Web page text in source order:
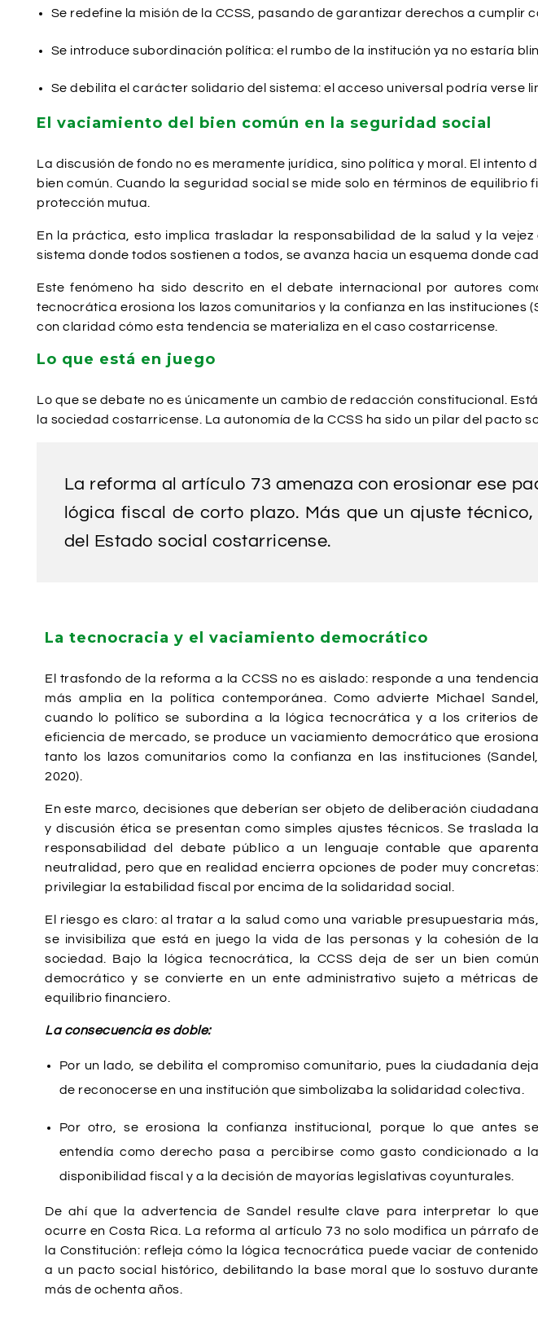
Se redefine la misión de la CCSS, pasando de garantizar derechos a cumplir
Se introduce subordinación política: el rumbo de la institución ya no estaría
Se debilita el carácter solidario del sistema: el acceso universal podría verse
El vaciamiento del bien común en la seguridad social
La discusión de fondo no es meramente jurídica, sino política y moral. El
bien común. Cuando la seguridad social se mide solo en términos de
protección mutua.
En la práctica, esto implica trasladar la responsabilidad de la salud y la
sistema donde todos sostienen a todos, se avanza hacia un esquema donde
Este fenómeno ha sido descrito en el debate internacional por autores
tecnocrática erosiona los lazos comunitarios y la confianza en las instituciones
con claridad cómo esta tendencia se materializa en el caso costarricense.
Lo que está en juego
Lo que se debate no es únicamente un cambio de redacción constitucional.
la sociedad costarricense. La autonomía de la CCSS ha sido un pilar del
La reforma al artículo 73 amenaza con erosionar ese
lógica fiscal de corto plazo. Más que un ajuste
del Estado social costarricense.
La tecnocracia y el vaciamiento democrático
El trasfondo de la reforma a la CCSS no es aislado: responde a una tendencia
más amplia en la política contemporánea. Como advierte Michael Sandel,
cuando lo político se subordina a la lógica tecnocrática y a los criterios de
eficiencia de mercado, se produce un vaciamiento democrático que erosiona
tanto los lazos comunitarios como la confianza en las instituciones (Sandel,
2020).
En este marco, decisiones que deberían ser objeto de deliberación ciudadana
y discusión ética se presentan como simples ajustes técnicos. Se traslada la
responsabilidad del debate público a un lenguaje contable que aparenta
neutralidad, pero que en realidad encierra opciones de poder muy concretas:
privilegiar la estabilidad fiscal por encima de la solidaridad social.
El riesgo es claro: al tratar a la salud como una variable presupuestaria más,
se invisibiliza que está en juego la vida de las personas y la cohesión de la
sociedad. Bajo la lógica tecnocrática, la CCSS deja de ser un bien común
democrático y se convierte en un ente administrativo sujeto a métricas de
equilibrio financiero.
La consecuencia es doble:
Por un lado, se debilita el compromiso comunitario, pues la ciudadanía deja
de reconocerse en una institución que simbolizaba la solidaridad colectiva.
Por otro, se erosiona la confianza institucional, porque lo que antes se
entendía como derecho pasa a percibirse como gasto condicionado a la
disponibilidad fiscal y a la decisión de mayorías legislativas coyunturales.
De ahí que la advertencia de Sandel resulte clave para interpretar lo que
ocurre en Costa Rica. La reforma al artículo 73 no solo modifica un párrafo de
la Constitución: refleja cómo la lógica tecnocrática puede vaciar de contenido
a un pacto social histórico, debilitando la base moral que lo sostuvo durante
más de ochenta años.